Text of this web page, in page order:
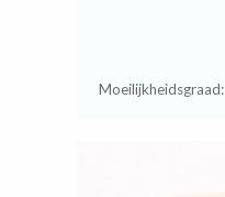
Moeilijkheidsgraad: